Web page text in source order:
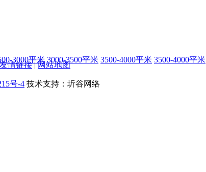
3000平米 3000-3500平米 3500-4000平米 3500-4000平米
友情链接|网站地图
号-4 技术支持：圻谷网络